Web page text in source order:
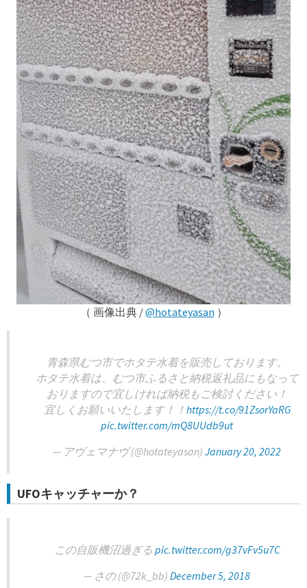
（ 画像出典 /@hotateyasan ）
青森県むつ市でホタテ水着を販売しております。
ホタテ水着は、むつ市ふるさと納税返礼品にもなって
おりますので宜しければ納税もご検討ください！
宜しくお願いいたします！！ https://t.co/91ZsorYaRG
pic.twitter.com/mQ8UUdb9ut
— アヴェマナヴ (@hotateyasan) January 20, 2022
UFOキャッチャーか？
この自販機沼過ぎる pic.twitter.com/g37vFv5u7C
— さの (@72k_bb) December 5, 2018